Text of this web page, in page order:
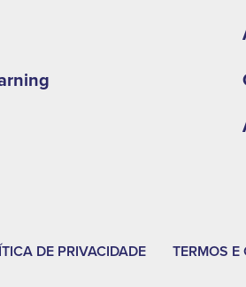
DE PRIVACIDADE TERMOS E